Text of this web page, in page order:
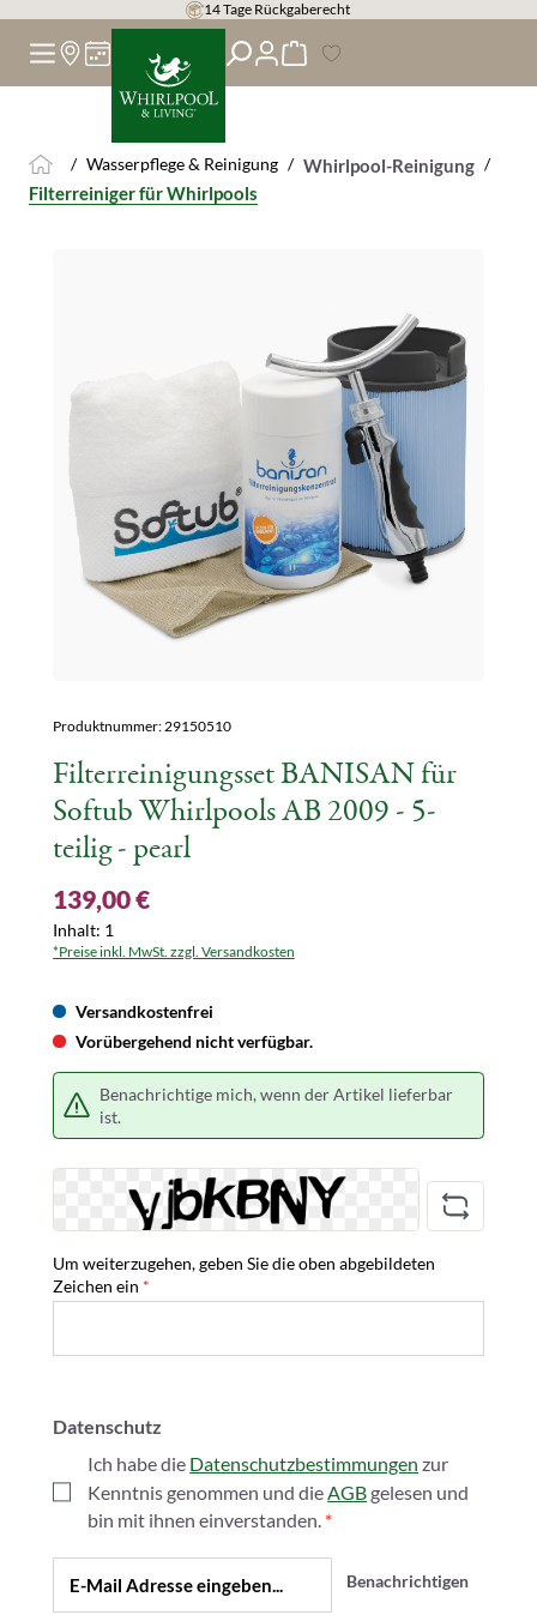
springen
14 Tage Rückgaberecht
/ Wasserpflege & Reinigung / Whirlpool-Reinigung /
Filterreiniger für Whirlpools
Produktnummer:29150510
Filterreinigungsset BANISAN für
Softub Whirlpools AB 2009 - 5-
teilig - pearl
139,00 €
Inhalt: 1
*Preise inkl. MwSt. zzgl. Versandkosten
Versandkostenfrei
Vorübergehend nicht verfügbar.
Benachrichtige mich, wenn der Artikel lieferbar
ist.
Um weiterzugehen, geben Sie die oben abgebildeten
Zeichen ein *
Datenschutz
Ich habe die Datenschutzbestimmungen zur
Kenntnis genommen und dieAGB gelesen und
bin mit ihnen einverstanden. *
Benachrichtigen